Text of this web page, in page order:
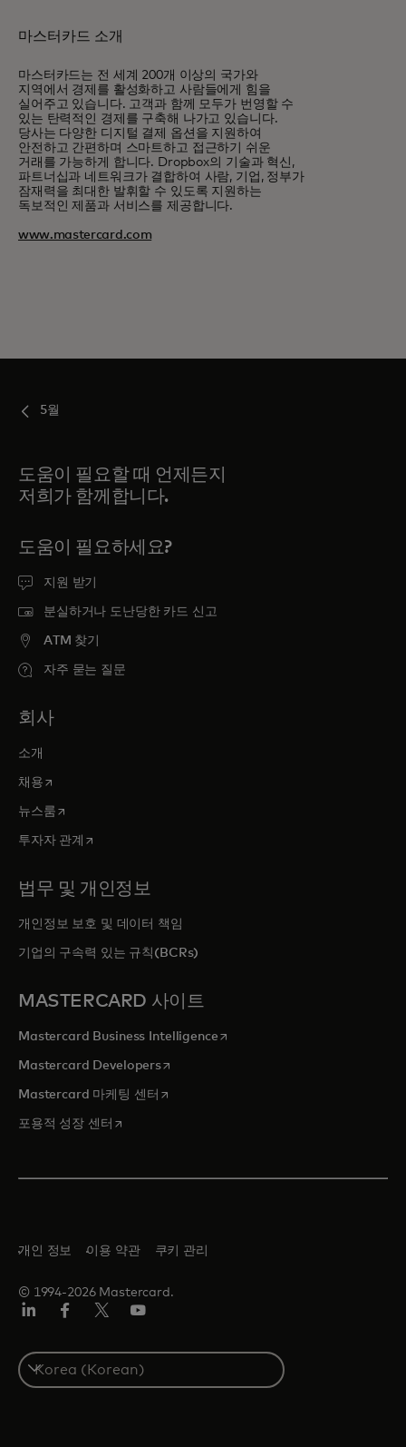
마스터카드 소개
마스터카드는 전 세계 200개 이상의 국가와
지역에서 경제를 활성화하고 사람들에게 힘을
실어주고 있습니다. 고객과 함께 모두가 번영할 수
있는 탄력적인 경제를 구축해 나가고 있습니다.
당사는 다양한 디지털 결제 옵션을 지원하여
안전하고 간편하며 스마트하고 접근하기 쉬운
거래를 가능하게 합니다. Dropbox의 기술과 혁신,
파트너십과 네트워크가 결합하여 사람, 기업, 정부가
잠재력을 최대한 발휘할 수 있도록 지원하는
독보적인 제품과 서비스를 제공합니다.
www.mastercard.com
5월
도움이 필요할 때 언제든지
저희가 함께합니다.
도움이 필요하세요?
지원 받기
분실하거나 도난당한 카드 신고
ATM 찾기
자주 묻는 질문
회사
소개
채용새 탭에서 열림
뉴스룸새 탭에서 열림
투자자 관계 새 탭에서 열림
법무 및 개인정보
개인정보 보호 및 데이터 책임
기업의 구속력 있는 규칙(BCRs)
MASTERCARD 사이트
Mastercard Business Intelligence새 탭에서 열림
Mastercard Developers새 탭에서 열림
Mastercard 마케팅 센터 새 탭에서 열림
포용적 성장 센터 새 탭에서 열림
© 1994-2026 Mastercard.
개인 정보 이용 약관 쿠키 관리
S
e
In
ook
터/
X
브